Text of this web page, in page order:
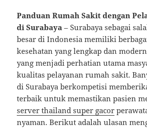
Panduan Rumah Sakit dengan
di Surabaya – Surabaya sebagai
besar di Indonesia memiliki
kesehatan yang lengkap dan
yang menjadi perhatian utama
kualitas pelayanan rumah sakit.
di Surabaya berkompetisi
terbaik untuk memastikan pasien
server thailand super gacor
nyaman. Berikut adalah ulasan